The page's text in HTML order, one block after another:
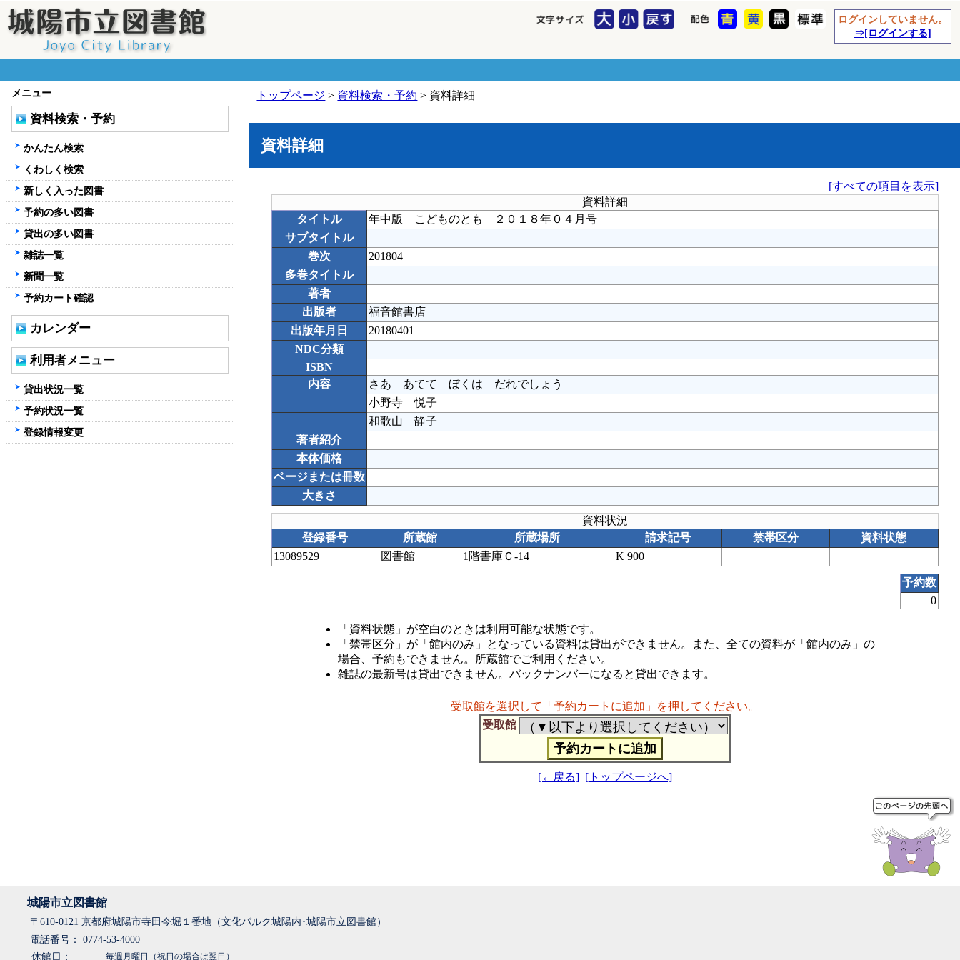
ログインしていません。
⇒[ログインする]
トップページ > 資料検索・予約 > 資料詳細
資料詳細
[すべての項目を表示]
資料詳細
タイトル
年中版 こどものとも ２０１８年０４月号
サブタイトル
巻次
201804
多巻タイトル
著者
出版者
福音館書店
出版年月日
20180401
NDC分類
ISBN
内容
さあ あてて ぼくは だれでしょう
小野寺 悦子
和歌山 静子
著者紹介
本体価格
ページまたは冊数
大きさ
資料状況
登録番号
所蔵館 所蔵場所 請求記号 禁帯区分
資料状態
13089529
図書館 1階書庫Ｃ-14 K 900
予約数
0
「資料状態」が空白のときは利用可能な状態です。
「禁帯区分」が「館内のみ」となっている資料は貸出ができません。また、全ての資料が「館内のみ」の
場合、予約もできません。所蔵館でご利用ください。
雑誌の最新号は貸出できません。バックナンバーになると貸出できます。
受取館を選択して「予約カートに追加」を押してください。
受取館
[←戻る] [トップページへ]
メニュー
資料検索・予約
かんたん検索
くわしく検索
新しく入った図書
予約の多い図書
貸出の多い図書
雑誌一覧
新聞一覧
予約カート確認
カレンダー
利用者メニュー
貸出状況一覧
予約状況一覧
登録情報変更
城陽市立図書館
〒610-0121 京都府城陽市寺田今堀１番地（文化パルク城陽内･城陽市立図書館）
電話番号： 0774-53-4000
休館日：
毎週月曜日（祝日の場合は翌日）